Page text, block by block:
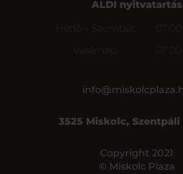
ALDI nyitvatartás
Hétfő – Szombat:
07:00
Vasárnap:
3525 Miskolc, Szentpáli
Copyright 2021
© Miskolc Plaza